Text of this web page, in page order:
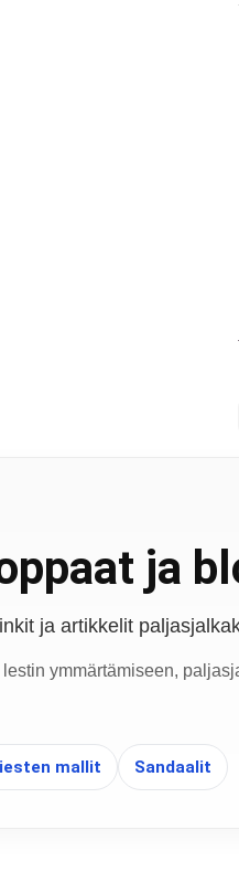
ja
ja artikkelit
ymmärtämiseen,
mallit Sandaalit